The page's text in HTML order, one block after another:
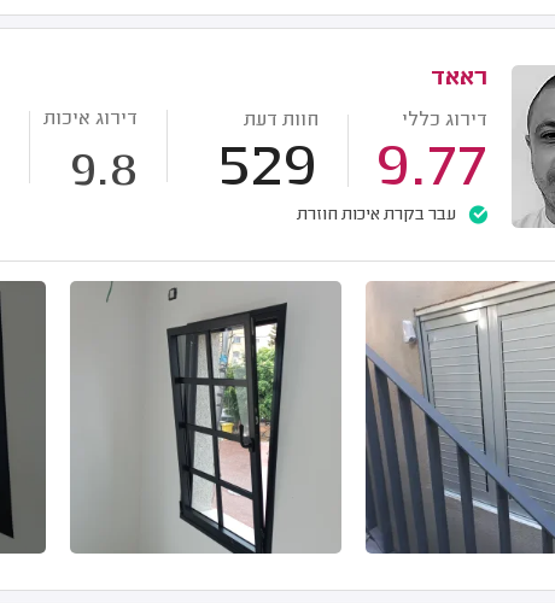
ראאד
דירוג כללי
9.77
חוות דעת
529
דירוג איכות
9.8
עבר בקרת איכות חוזרת